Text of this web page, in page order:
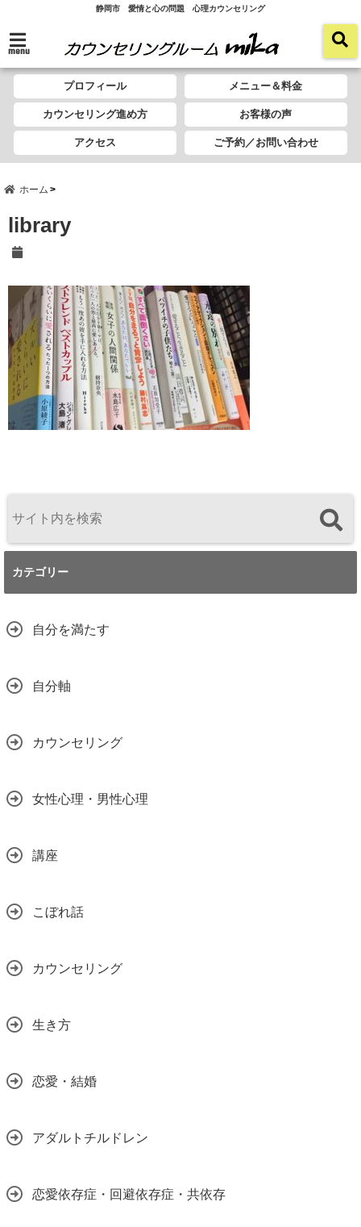
静岡市 愛情と心の問題 心理カウンセリング
menu
プロフィール メニュー＆料金
カウンセリング進め方 お客様の声
アクセス ご予約／お問い合わせ
ホーム
library
カテゴリー
自分を満たす
自分軸
カウンセリング
女性心理・男性心理
講座
こぼれ話
カウンセリング
生き方
恋愛・結婚
アダルトチルドレン
恋愛依存症・回避依存症・共依存